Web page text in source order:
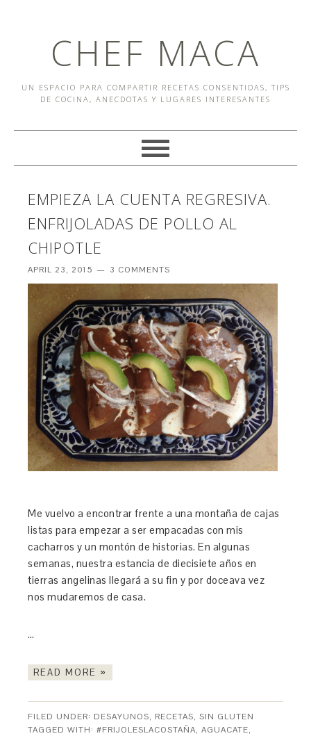
CHEF MACA
UN ESPACIO PARA COMPARTIR RECETAS CONSENTIDAS, TIPS
DE COCINA, ANECDOTAS Y LUGARES INTERESANTES
EMPIEZA LA CUENTA REGRESIVA.
ENFRIJOLADAS DE POLLO AL
CHIPOTLE
APRIL 23, 2015 3 COMMENTS
Me vuelvo a encontrar frente a una montaña de cajas
listas para empezar a ser empacadas con mis
cacharros y un montón de historias. En algunas
semanas, nuestra estancia de diecisiete años en
tierras angelinas llegará a su fin y por doceava vez
nos mudaremos de casa.
…
READ MORE »
FILED UNDER: DESAYUNOS, RECETAS,SIN GLUTEN
TAGGED WITH:#FRIJOLESLACOSTAÑA,AGUACATE,